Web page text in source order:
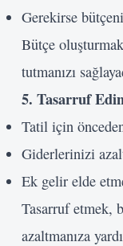
Gerekirse
Bütçe
tutmanızı
5. Tasarruf
Tatil için
Giderlerinizi
Ek gelir elde
Tasarruf etmek,
azaltmanıza